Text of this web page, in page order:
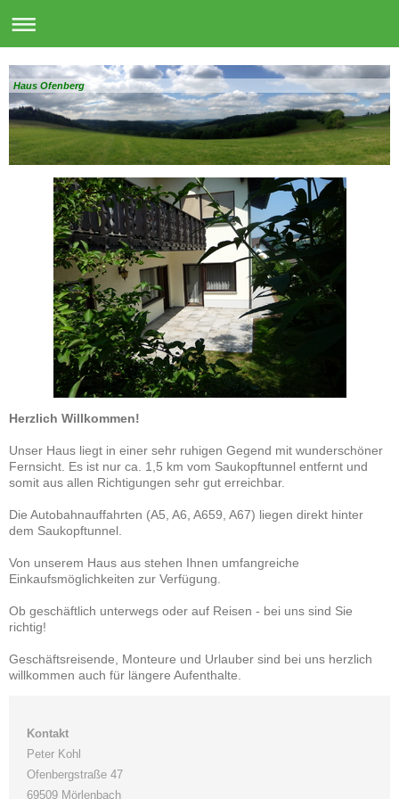
Haus Ofenberg
Herzlich Willkommen!
Unser Haus liegt in einer sehr ruhigen Gegend mit wunderschöner
Fernsicht. Es ist nur ca. 1,5 km vom Saukopftunnel entfernt und
somit aus allen Richtigungen sehr gut erreichbar.
Die Autobahnauffahrten (A5, A6, A659, A67) liegen direkt hinter
dem Saukopftunnel.
Von unserem Haus aus stehen Ihnen umfangreiche
Einkaufsmöglichkeiten zur Verfügung.
Ob geschäftlich unterwegs oder auf Reisen - bei uns sind Sie
richtig!
Geschäftsreisende, Monteure und Urlauber sind bei uns herzlich
willkommen auch für längere Aufenthalte.
Kontakt
Peter Kohl
Ofenbergstraße 47
69509 Mörlenbach